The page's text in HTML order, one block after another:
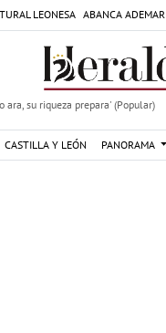
LEONESA ABANCA ADEMAR
ara, su riqueza prepara' (Popular)
CASTILLA Y LEÓN PANORAMA